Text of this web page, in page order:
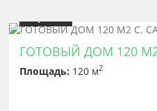
ГОТОВЫЙ ДОМ 120
Площадь: 120 м2